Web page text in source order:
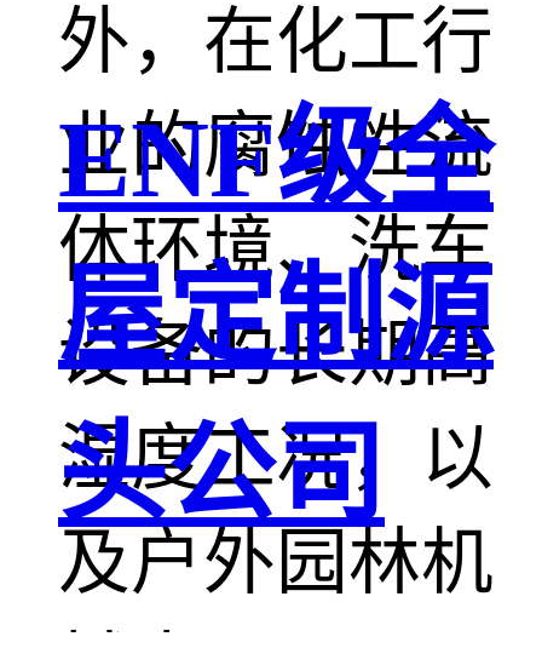
外，在化工行
业的腐蚀性流
体环境、洗车
设备的长期高
湿度工况，以
及户外园林机
ENF级全
屋定制源
头公司